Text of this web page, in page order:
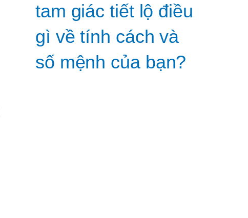
tam giác tiết lộ điều
gì về tính cách và
số mệnh của bạn?